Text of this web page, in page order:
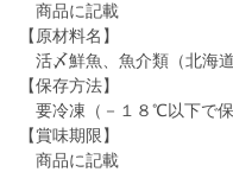
商品に記載
【原材料名】
活〆鮮魚、魚介類（北海道
【保存方法】
要冷凍（－１８℃以下で保
【賞味期限】
商品に記載